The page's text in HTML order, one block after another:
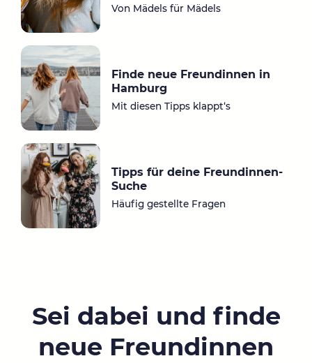
Von Mädels für Mädels
Finde neue Freundinnen in
Hamburg
Mit diesen Tipps klappt‘s
Tipps für deine Freundinnen-
Suche
Häufig gestellte Fragen
Sei dabei und finde
neue Freundinnen